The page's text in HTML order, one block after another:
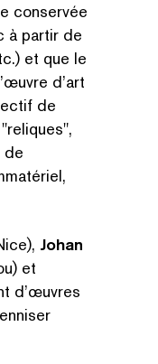
conservée
à partir de
et que le
d’art
de
"reliques",
de
Johan
et
d’œuvres